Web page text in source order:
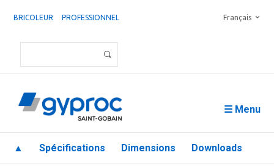
BRICOLEUR PROFESSIONNEL Français
☰ Menu
▲ Spécifications Dimensions Downloads